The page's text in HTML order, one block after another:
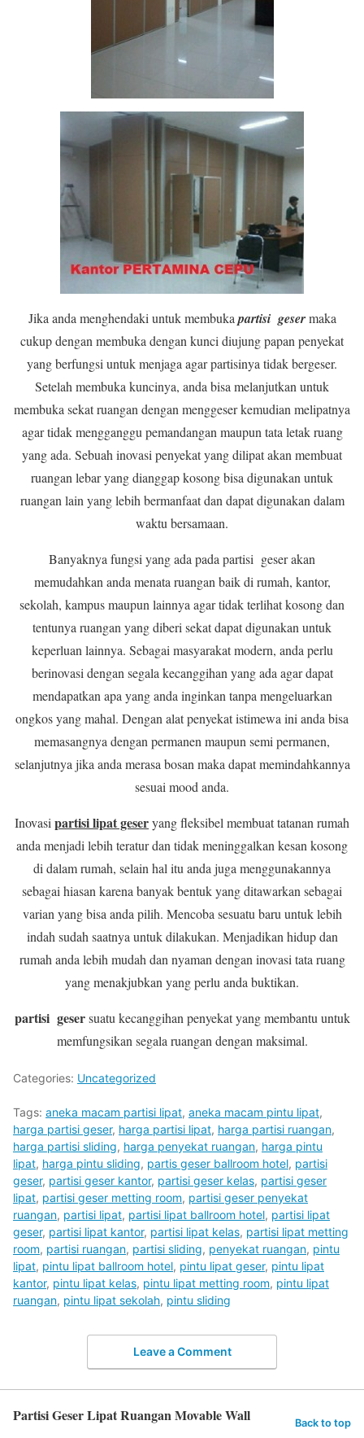
Jika anda menghendaki untuk membuka partisi geser maka
cukup dengan membuka dengan kunci diujung papan penyekat
yang berfungsi untuk menjaga agar partisinya tidak bergeser.
Setelah membuka kuncinya, anda bisa melanjutkan untuk
membuka sekat ruangan dengan menggeser kemudian melipatnya
agar tidak mengganggu pemandangan maupun tata letak ruang
yang ada. Sebuah inovasi penyekat yang dilipat akan membuat
ruangan lebar yang dianggap kosong bisa digunakan untuk
ruangan lain yang lebih bermanfaat dan dapat digunakan dalam
waktu bersamaan.
Banyaknya fungsi yang ada pada partisi geser akan
memudahkan anda menata ruangan baik di rumah, kantor,
sekolah, kampus maupun lainnya agar tidak terlihat kosong dan
tentunya ruangan yang diberi sekat dapat digunakan untuk
keperluan lainnya. Sebagai masyarakat modern, anda perlu
berinovasi dengan segala kecanggihan yang ada agar dapat
mendapatkan apa yang anda inginkan tanpa mengeluarkan
ongkos yang mahal. Dengan alat penyekat istimewa ini anda bisa
memasangnya dengan permanen maupun semi permanen,
selanjutnya jika anda merasa bosan maka dapat memindahkannya
sesuai mood anda.
Inovasi partisi lipat geseryang fleksibel membuat tatanan rumah
anda menjadi lebih teratur dan tidak meninggalkan kesan kosong
di dalam rumah, selain hal itu anda juga menggunakannya
sebagai hiasan karena banyak bentuk yang ditawarkan sebagai
varian yang bisa anda pilih. Mencoba sesuatu baru untuk lebih
indah sudah saatnya untuk dilakukan. Menjadikan hidup dan
rumah anda lebih mudah dan nyaman dengan inovasi tata ruang
yang menakjubkan yang perlu anda buktikan.
partisi gesersuatu kecanggihan penyekat yang membantu untuk
memfungsikan segala ruangan dengan maksimal.
Categories: Uncategorized
Tags: aneka macam partisi lipat, aneka macam pintu lipat,
harga partisi geser, harga partisi lipat, harga partisi ruangan,
harga partisi sliding, harga penyekat ruangan, harga pintu
lipat, harga pintu sliding, partis geser ballroom hotel, partisi
geser, partisi geser kantor, partisi geser kelas, partisi geser
lipat, partisi geser metting room, partisi geser penyekat
ruangan, partisi lipat, partisi lipat ballroom hotel, partisi lipat
geser, partisi lipat kantor, partisi lipat kelas, partisi lipat metting
room, partisi ruangan, partisi sliding, penyekat ruangan, pintu
lipat, pintu lipat ballroom hotel, pintu lipat geser, pintu lipat
kantor, pintu lipat kelas, pintu lipat metting room, pintu lipat
ruangan, pintu lipat sekolah, pintu sliding
Leave a Comment
Partisi Geser Lipat Ruangan Movable Wall Back to top